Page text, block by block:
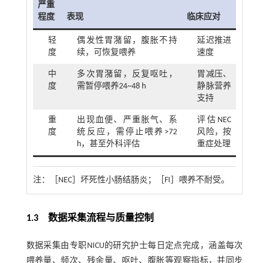
严重
程度
表现 临床应对
轻
度
偶发性胃潴留，腹胀不持
续，可恢复喂养
延迟推进
速度
中
度
多次胃潴留，反复呕吐，
需暂停喂养24~48 h
胃减压、
静脉营养
支持
重
度
出现血便、严重胀气、系
统反应，需停止喂养>72
h，甚至外科评估
评估NEC
风险，按
重症处理
注： ［NEC］坏死性小肠结肠炎；［FI］喂养不耐受。
1.3 数据采集流程与质量控制
数据采集由专职NICU的研究护士每日定点完成，涵盖每次
喂养量、频次、残余量、呕吐、腹胀等观察指标，并同步